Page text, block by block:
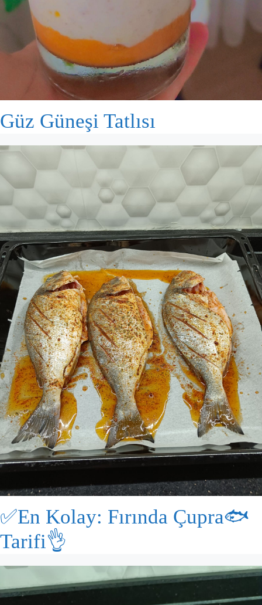
Güz Güneşi Tatlısı
✅En Kolay: Fırında Çupra🐟
Tarifi👌